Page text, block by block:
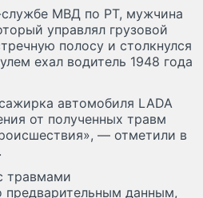
МВД по РТ, мужчина
управлял грузовой
полосу и столкнулся
ехал водитель 1948 года
автомобиля LADA
от полученных травм
— отметили в
травмами
предварительным данным,